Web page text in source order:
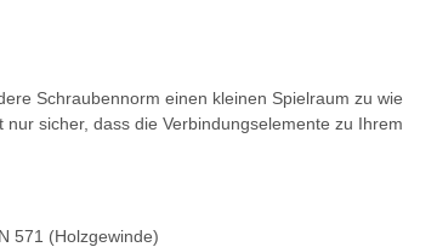
Schraubennorm einen kleinen Spielraum zu wie
sicher, dass die Verbindungselemente zu Ihrem
571 (Holzgewinde)